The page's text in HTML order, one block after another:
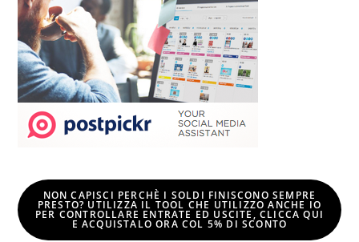
NON CAPISCI PERCHÈ I SOLDI FINISCONO SEMPRE
PRESTO? UTILIZZA IL TOOL CHE UTILIZZO ANCHE IO
PER CONTROLLARE ENTRATE ED USCITE, CLICCA QUI
EACQUISTALO ORA COL 5% DI SCONTO